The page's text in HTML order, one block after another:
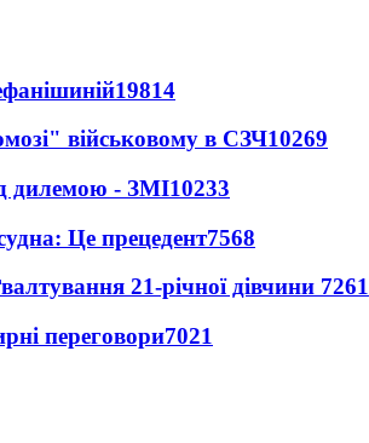
19814
військовому в СЗЧ10269
дилемою - ЗМІ10233
Це прецедент7568
21-річної дівчини 7261
переговори7021